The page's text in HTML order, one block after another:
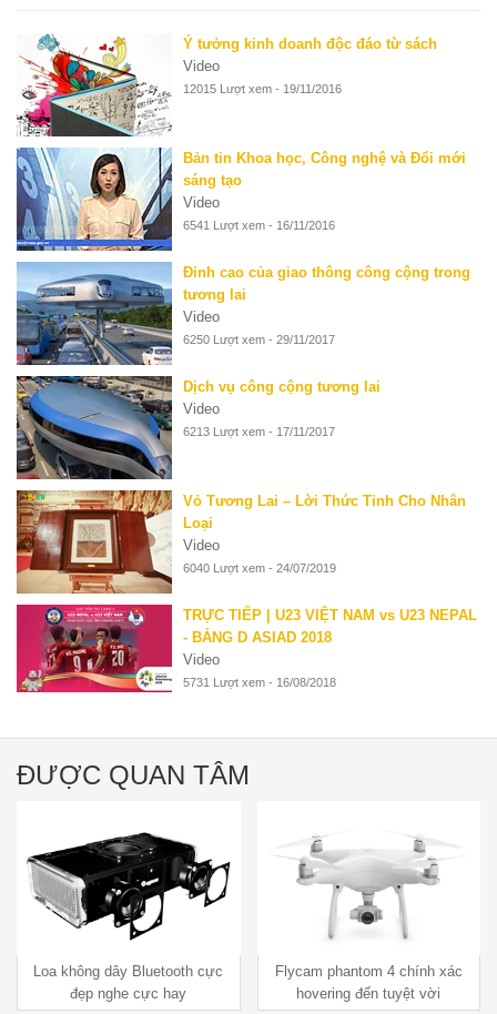
Ý tưởng kinh doanh độc đáo từ sách
Video
12015 Lượt xem - 19/11/2016
Bản tin Khoa học, Công nghệ và Đổi mới
sáng tạo
Video
6541 Lượt xem - 16/11/2016
Đỉnh cao của giao thông công cộng trong
tương lai
Video
6250 Lượt xem - 29/11/2017
Dịch vụ công cộng tương lai
Video
6213 Lượt xem - 17/11/2017
Vỏ Tương Lai – Lời Thức Tỉnh Cho Nhân
Loại
Video
6040 Lượt xem - 24/07/2019
TRỰC TIẾP | U23 VIỆT NAM vs U23 NEPAL
- BẢNG D ASIAD 2018
Video
5731 Lượt xem - 16/08/2018
ĐƯỢC QUAN TÂM
Flycam phantom 4 chính xác
hovering đến tuyệt vời
Giới thiệu về Robotics Lớp do
Kathy Smargiassi